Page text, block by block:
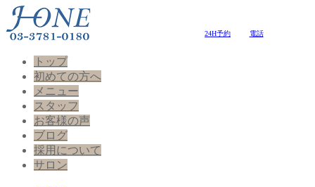
24H予約 電話
トップ
初めての方へ
メニュー
スタッフ
お客様の声
ブログ
採用について
サロン